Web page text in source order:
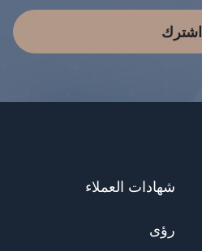
اشترك
شهادات العملاء
رؤى